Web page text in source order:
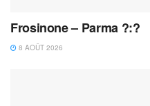
Frosinone – Parma ?:?
8 AOÛT 2026